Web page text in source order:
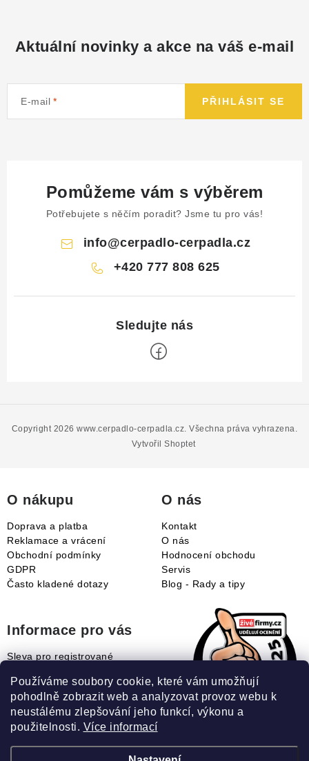
Používáme soubory cookie, které vám umožňují
pohodlně zobrazit web a analyzovat provoz webu k
neustálému zlepšování jeho funkcí, výkonu a
použitelnosti. Více informací
Aktuální novinky a akce na váš e-mail
E-mail PŘIHLÁSIT SE
Pomůžeme vám s výběrem
Potřebujete s něčím poradit? Jsme tu pro vás!
info@cerpadlo-cerpadla.cz
+420 777 808 625
Vytvořil Shoptet
Copyright 2026www.cerpadlo-cerpadla.cz. Všechna práva vyhrazena.
O nákupu
Doprava a platba
Reklamace a vrácení
Obchodní podmínky
GDPR
Často kladené dotazy
O nás
Kontakt
O nás
Hodnocení obchodu
Servis
Blog - Rady a tipy
Informace pro vás
Sleva pro registrované
Jak uplatnit slevový kupón?
Jak nakupovat?
Slovník pojmů